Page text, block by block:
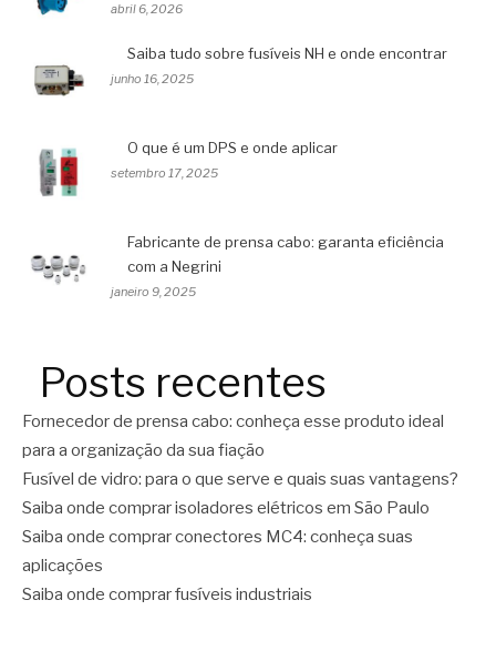
abril 6, 2026
Saiba tudo sobre fusíveis NH e onde encontrar
junho 16, 2025
O que é um DPS e onde aplicar
setembro 17, 2025
Fabricante de prensa cabo: garanta eficiência
com a Negrini
janeiro 9, 2025
Posts recentes
Fornecedor de prensa cabo: conheça esse produto ideal
para a organização da sua fiação
Fusível de vidro: para o que serve e quais suas vantagens?
Saiba onde comprar isoladores elétricos em São Paulo
Saiba onde comprar conectores MC4: conheça suas
aplicações
Saiba onde comprar fusíveis industriais